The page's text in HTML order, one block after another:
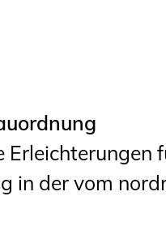
Erleichterungen
in der vom